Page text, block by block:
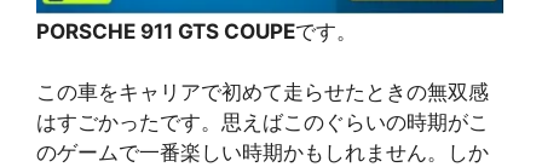
PORSCHE 911 GTS COUPEです。
この車をキャリアで初めて走らせたときの無双感
はすごかったです。思えばこのぐらいの時期がこ
のゲームで一番楽しい時期かもしれません。しか